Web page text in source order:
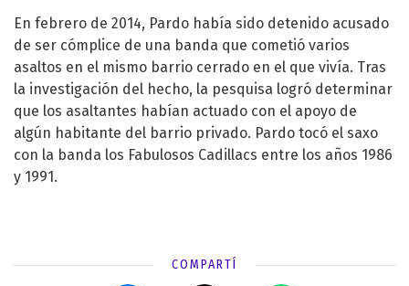
En febrero de 2014, Pardo había sido detenido acusado
de ser cómplice de una banda que cometió varios
asaltos en el mismo barrio cerrado en el que vivía. Tras
la investigación del hecho, la pesquisa logró determinar
que los asaltantes habían actuado con el apoyo de
algún habitante del barrio privado. Pardo tocó el saxo
con la banda los Fabulosos Cadillacs entre los años 1986
y 1991.
COMPARTÍ